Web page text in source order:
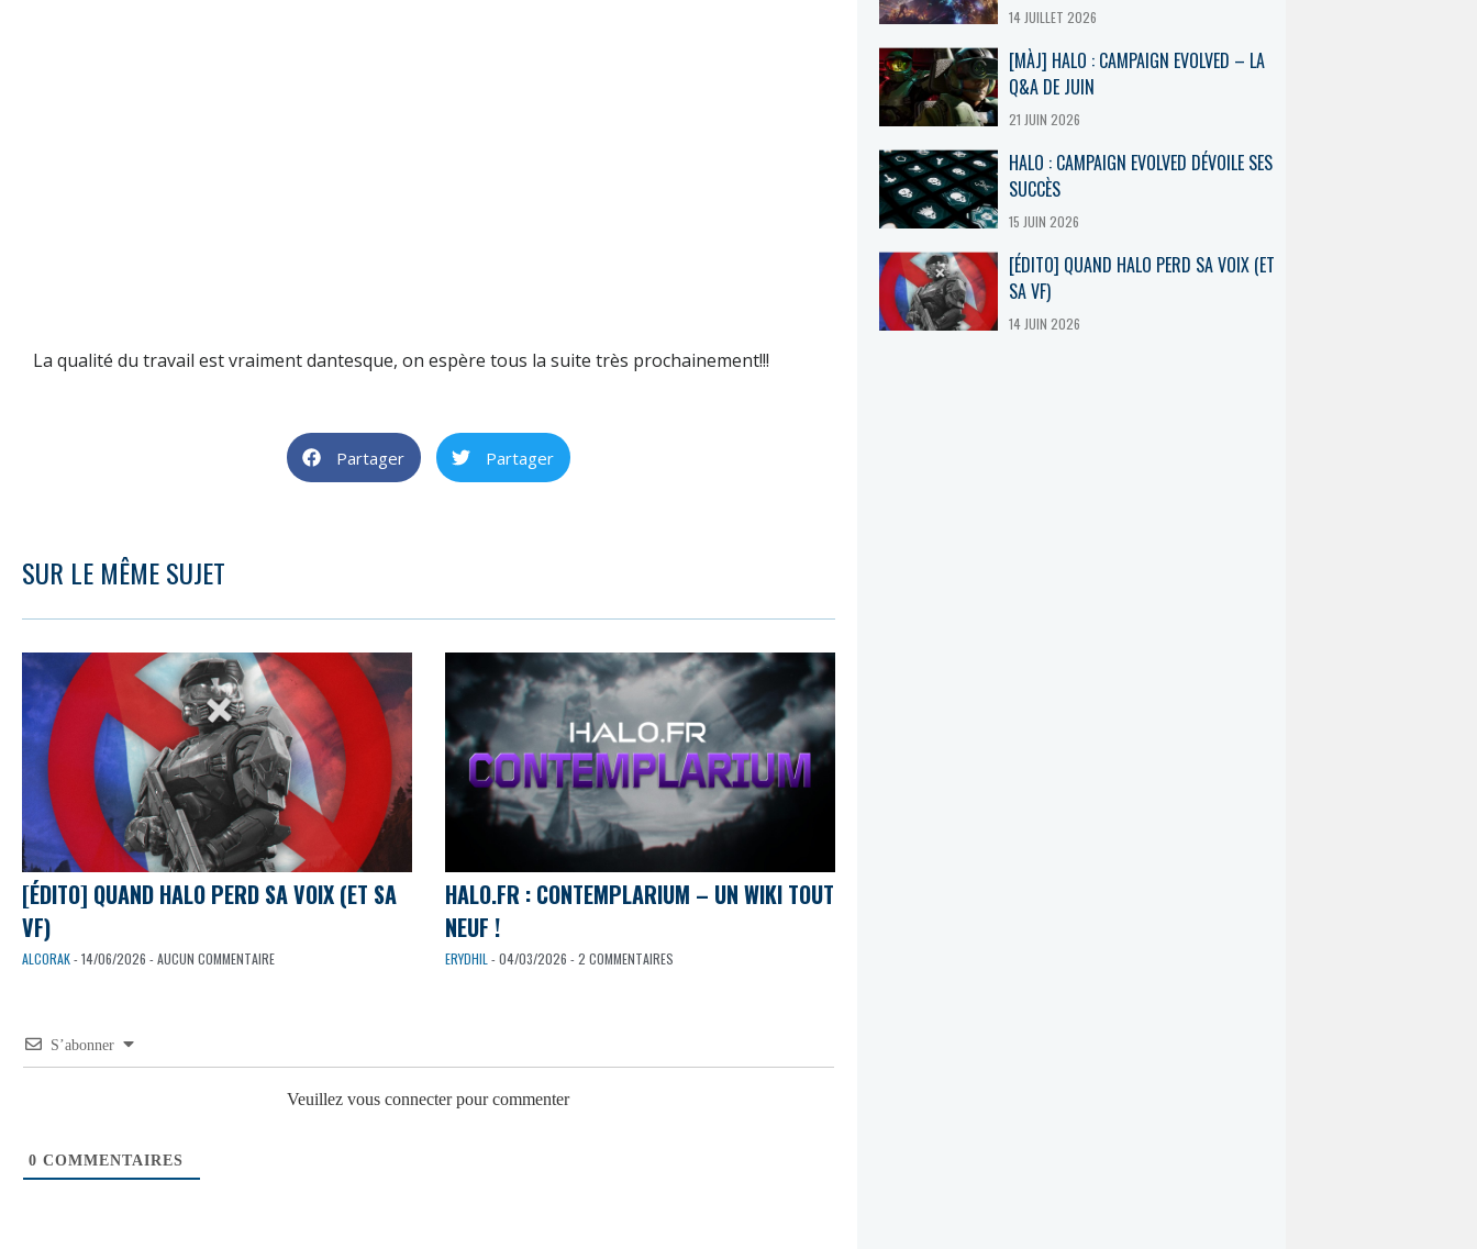
La qualité du travail est vraiment dantesque, on espère tous la suite très prochainement!!!
Partager Partager
SUR LE MÊME SUJET
[ÉDITO] QUAND HALO PERD SA VOIX (ET SA
VF)
ALCORAK- 14/06/2026 - AUCUN COMMENTAIRE
HALO.FR : CONTEMPLARIUM – UN WIKI TOUT
NEUF !
ERYDHIL - 04/03/2026 - 2 COMMENTAIRES
S’abonner
Veuillez vous connecter pour commenter
0 COMMENTAIRES
14 JUILLET 2026
[MÀJ] HALO : CAMPAIGN EVOLVED – LA
Q&A DE JUIN
21 JUIN 2026
HALO : CAMPAIGN EVOLVED DÉVOILE SES
SUCCÈS
15 JUIN 2026
[ÉDITO] QUAND HALO PERD SA VOIX (ET
SA VF)
14 JUIN 2026